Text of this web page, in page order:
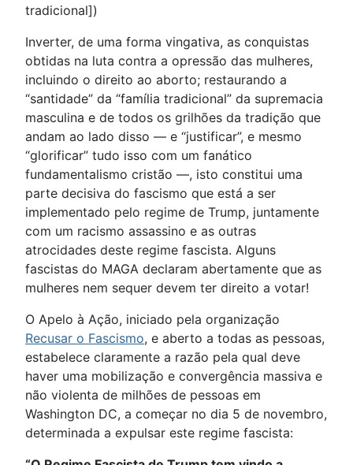
tradicional])
Inverter, de uma forma vingativa, as conquistas
obtidas na luta contra a opressão das mulheres,
incluindo o direito ao aborto; restaurando a
“santidade” da “família tradicional” da supremacia
masculina e de todos os grilhões da tradição que
andam ao lado disso — e “justificar”, e mesmo
“glorificar” tudo isso com um fanático
fundamentalismo cristão —, isto constitui uma
parte decisiva do fascismo que está a ser
implementado pelo regime de Trump, juntamente
com um racismo assassino e as outras
atrocidades deste regime fascista. Alguns
fascistas do MAGA declaram abertamente que as
mulheres nem sequer devem ter direito a votar!
O Apelo à Ação, iniciado pela organização
Recusar o Fascismo, e aberto a todas as pessoas,
estabelece claramente a razão pela qual deve
haver uma mobilização e convergência massiva e
não violenta de milhões de pessoas em
Washington DC, a começar no dia 5 de novembro,
determinada a expulsar este regime fascista: